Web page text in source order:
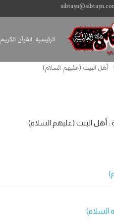
الرئيسية القرآن الكريم
أهل البيت (عليهم السلام)
البيت (عليهم السلام)
السلام)